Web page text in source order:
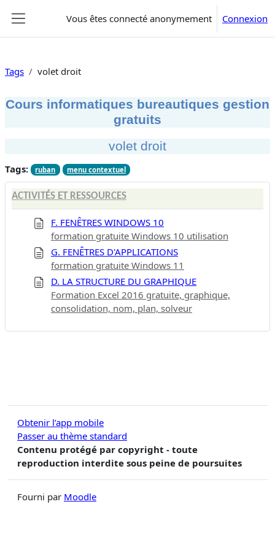
Vous êtes connecté anonymement Connexion
Tags volet droit
Cours informatiques bureautiques gestion
gratuits
volet droit
Tags: ruban menu contextuel
ACTIVITÉS ET RESSOURCES
F. FENÊTRES WINDOWS 10
formation gratuite Windows 10 utilisation
G. FENÊTRES D'APPLICATIONS
formation gratuite Windows 11
D. LA STRUCTURE DU GRAPHIQUE
Formation Excel 2016 gratuite, graphique,
consolidation, nom, plan, solveur
Obtenir l’app mobile
Passer au thème standard
Contenu protégé par copyright - toute
reproduction interdite sous peine de poursuites
Fourni par Moodle